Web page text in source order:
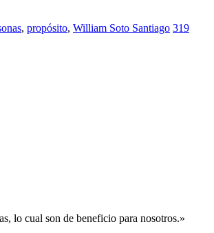
, propósito, William Soto Santiago 319
lo cual son de beneficio para nosotros.»